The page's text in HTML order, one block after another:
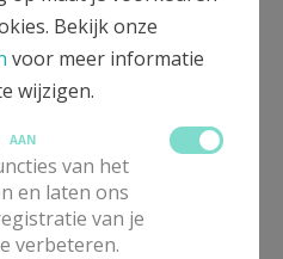
Bekijk onze
voor meer informatie
wijzigen.
AAN
van het
en laten ons
van je
verbeteren.